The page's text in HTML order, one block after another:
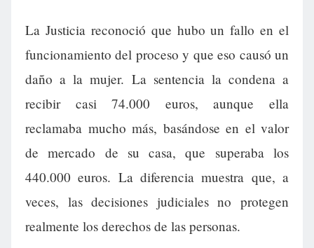
La Justicia reconoció que hubo un fallo en el
funcionamiento del proceso y que eso causó un
daño a la mujer. La sentencia la condena a
recibir casi 74.000 euros, aunque ella
reclamaba mucho más, basándose en el valor
de mercado de su casa, que superaba los
440.000 euros. La diferencia muestra que, a
veces, las decisiones judiciales no protegen
realmente los derechos de las personas.